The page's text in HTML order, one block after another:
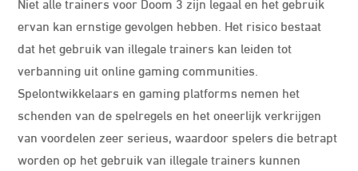
ervan kan ernstige gevolgen hebben. Het risico bestaat
dat het gebruik van illegale trainers kan leiden tot
verbanning uit online gaming communities.
Spelontwikkelaars en gaming platforms nemen het
schenden van de spelregels en het oneerlijk verkrijgen
van voordelen zeer serieus, waardoor spelers die betrapt
worden op het gebruik van illegale trainers kunnen